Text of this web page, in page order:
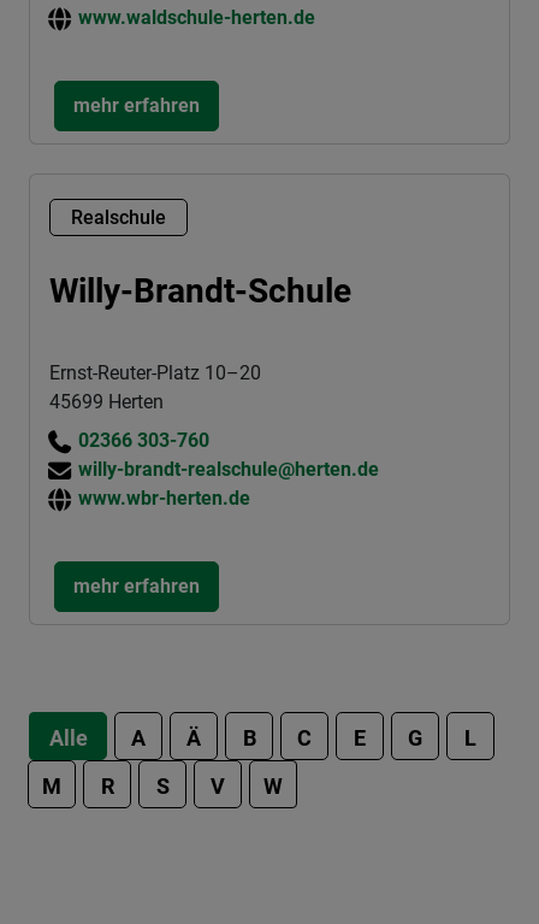
www.waldschule-herten.de
mehr erfahren
Realschule
Willy-Brandt-Schule
Ernst-Reuter-Platz 10–20
45699 Herten
02366 303-760
willy-brandt-realschule@herten.de
www.wbr-herten.de
mehr erfahren
Alle A Ä B C E G
L
M
R S V W